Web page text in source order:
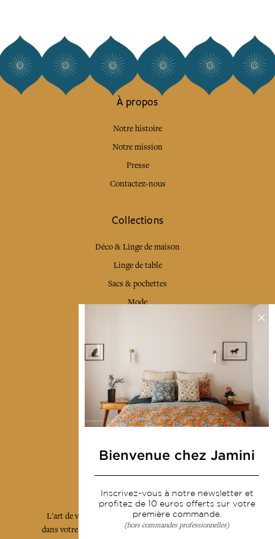
À propos
Notre histoire
Notre mission
Presse
Contactez-nous
Collections
Déco & Linge de maison
Linge de table
Sacs & pochettes
Mode
Livraison & retour
CGV
Devenir revendeur
Notre communauté
L'art de vivre JAMINI raconté avec poésie et élégance
dans votre boîte mail. Inscrivez vous à notre newsletter
Bienvenue chez Jamini
Inscrivez-vous à notre newsletter et
profitez de 10 euros offerts sur votre
première commande.
(hors commandes professionnelles)